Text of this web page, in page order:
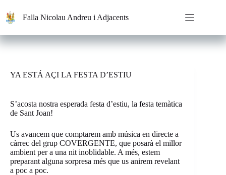
contenido
Falla Nicolau Andreu i Adjacents
YA ESTÁ AÇI LA FESTA D’ESTIU
S’acosta nostra esperada festa d’estiu, la festa temàtica
de Sant Joan!
Us avancem que comptarem amb música en directe a
càrrec del grup COVERGENTE, que posarà el millor
ambient per a una nit inoblidable. A més, estem
preparant alguna sorpresa més que us anirem revelant
a poc a poc.